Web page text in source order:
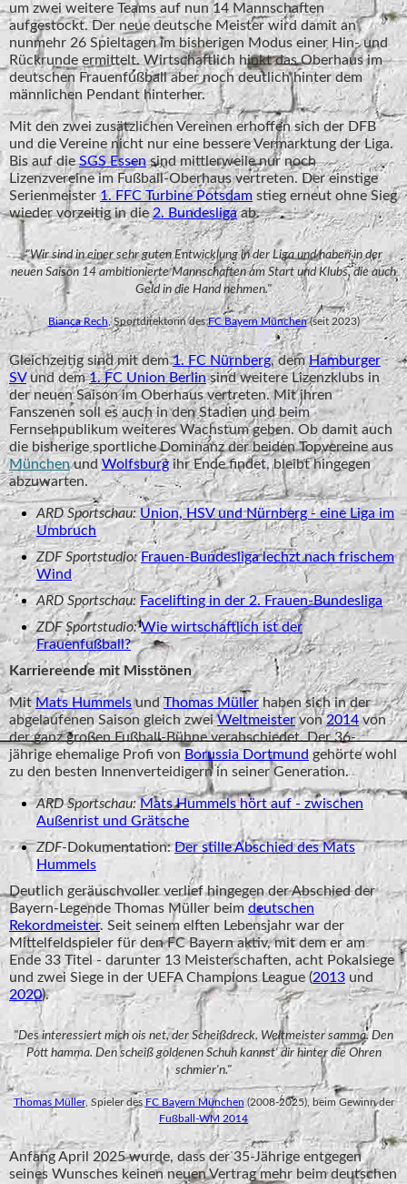
um zwei weitere Teams auf nun 14 Mannschaften
aufgestockt. Der neue deutsche Meister wird damit an
nunmehr 26 Spieltagen im bisherigen Modus einer Hin- und
Rückrunde ermittelt. Wirtschaftlich hinkt das Oberhaus im
deutschen Frauenfußball aber noch deutlich hinter dem
männlichen Pendant hinterher.
Mit den zwei zusätzlichen Vereinen erhoffen sich der DFB
und die Vereine nicht nur eine bessere Vermarktung der Liga.
Bis auf dieSGS Essensind mittlerweile nur noch
Lizenzvereine im Fußball-Oberhaus vertreten. Der einstige
Serienmeister 1. FFC Turbine Potsdam stieg erneut ohne Sieg
wieder vorzeitig in die2. Bundesligaab.
"Wir sind in einer sehr guten Entwicklung in der Liga und haben in der
neuen Saison 14 ambitionierte Mannschaften am Start und Klubs, die auch
Geld in die Hand nehmen."
Bianca Rech, Sportdirektorin desFC Bayern München(seit 2023)
Gleichzeitig sind mit dem1. FC Nürnberg, demHamburger
SVund dem1. FC Union Berlinsind weitere Lizenzklubs in
der neuen Saison im Oberhaus vertreten. Mit ihren
Fanszenen soll es auch in den Stadien und beim
Fernsehpublikum weiteres Wachstum geben. Ob damit auch
die bisherige sportliche Dominanz der beiden Topvereine aus
MünchenundWolfsburg ihr Ende findet, bleibt hingegen
abzuwarten.
ARD Sportschau:Union, HSV und Nürnberg - eine Liga im
Umbruch
ZDF Sportstudio: Frauen-Bundesliga lechzt nach frischem
Wind
ARD Sportschau: Facelifting in der 2. Frauen-Bundesliga
ZDF Sportstudio: Wie wirtschaftlich ist der
Frauenfußball?
Karriereende mit Misstönen
Mit Mats HummelsundThomas Müllerhaben sich in der
abgelaufenen Saison gleich zweiWeltmeistervon2014von
der ganz großen Fußball-Bühne verabschiedet. Der 36-
jährige ehemalige Profi von Borussia Dortmund gehörte wohl
zu den besten Innenverteidigern in seiner Generation.
ARD Sportschau: Mats Hummels hört auf - zwischen
Außenrist und Grätsche
ZDF-Dokumentation:Der stille Abschied des Mats
Hummels
Deutlich geräuschvoller verlief hingegen der Abschied der
Bayern-Legende Thomas Müller beim deutschen
Rekordmeister. Seit seinem elften Lebensjahr war der
Mittelfeldspieler für den FC Bayern aktiv, mit dem er am
Ende 33 Titel - darunter 13 Meisterschaften, acht Pokalsiege
und zwei Siege in der UEFA Champions League (2013 und
2020).
"Des interessiert mich ois net, der Scheißdreck. Weltmeister samma. Den
Pott hamma. Den scheiß goldenen Schuh kannst‘ dir hinter die Ohren
schmier'n."
Thomas Müller, Spieler des FC Bayern München (2008-2025), beim Gewinn der
Fußball-WM 2014
Anfang April 2025 wurde, dass der 35-Jährige entgegen
seines Wunsches keinen neuen Vertrag mehr beim deutschen